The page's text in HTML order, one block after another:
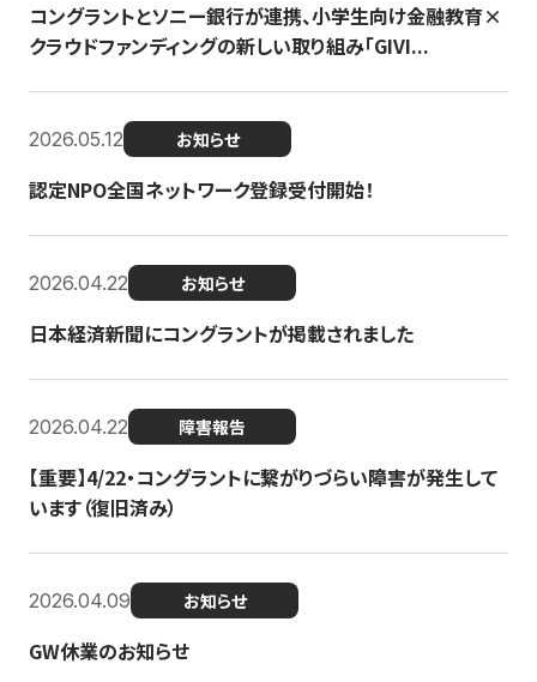
コングラントとソニー銀行が連携、小学生向け金融教育×
クラウドファンディングの新しい取り組み「GIVI...
2026.05.12 お知らせ
認定NPO全国ネットワーク登録受付開始！
2026.04.22 お知らせ
日本経済新聞にコングラントが掲載されました
2026.04.22 障害報告
【重要】4/22・コングラントに繋がりづらい障害が発生して
います（復旧済み）
2026.04.09 お知らせ
GW休業のお知らせ